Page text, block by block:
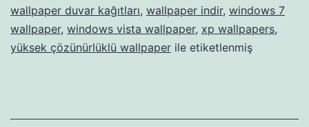
wallpaper duvar kağıtları, wallpaper indir, windows 7
wallpaper, windows vista wallpaper, xp wallpapers,
yüksek çözünürlüklü wallpaper ile etiketlenmiş